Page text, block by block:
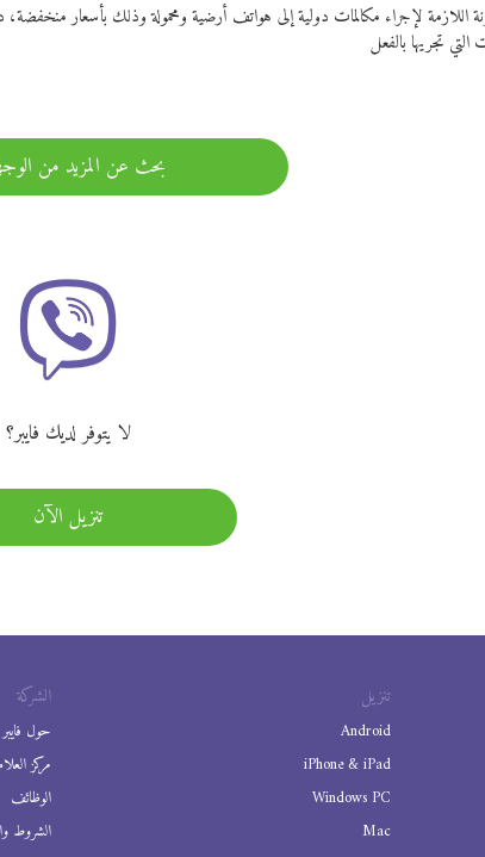
اللازمة لإجراء مكالمات دولية إلى هواتف أرضية ومحمولة وذلك بأسعار
التي تجريها بالفعل
بحث عن المزيد من
لا يتوفر لديك فايبر؟
تنزيل الآن
الشركة
حول فايبر
مركز
الوظائف
الشروط
تنزيل
Android
iPhone & iPad
Windows PC
Mac